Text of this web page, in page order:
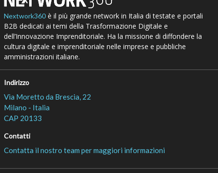
Nextwork360è il più grande network in Italia di testate e portali
B2B dedicati ai temi della Trasformazione Digitale e
dell’Innovazione Imprenditoriale. Ha la missione di diffondere la
cultura digitale e imprenditoriale nelle imprese e pubbliche
amministrazioni italiane.
Indirizzo
Via Moretto da Brescia, 22
Milano - Italia
CAP 20133
Contatti
Contatta il nostro team per maggiori informazioni